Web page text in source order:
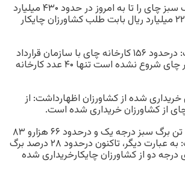
رئیس سازمان چای ایران ارزش ریالی میزان خرید برگ سبز چای را تا به امروز در حدود ۴۳۰ میلیارد
ریال اعلام کرد و افزود: از ابتدای سال تاکنون حدود ۲۲۵ میلیارد ریال بابت طلب کشاورزان چایکار
علی محرر درباره فعالیت کارخانه های چای نیز گفت: درحدود ۱۵۶ کارخانه چای با سازمان قرارداد
بسته اند اما به دلیل اینکه هنوز برداشت از چین آخر چای شروع نشده است تنها ۴۰ عدد کارخانه
شده از کشاورزان اظهارداشت: از
وی با بیان اینکه از این میزان درحدود ۲۴ هزارو ۷۴۳ تن برگ سبز درجه یک و درحدود ۶۶ هزارو ۸۳
تن برگ سبز چای درجه دو خریداری شده است، گفت: به عبارت دیگر، تاکنون درحدود ۲۸ درصد برگ
درصد برگ سبز چای درجه دو از کشاورزان چایکارخریداری شده